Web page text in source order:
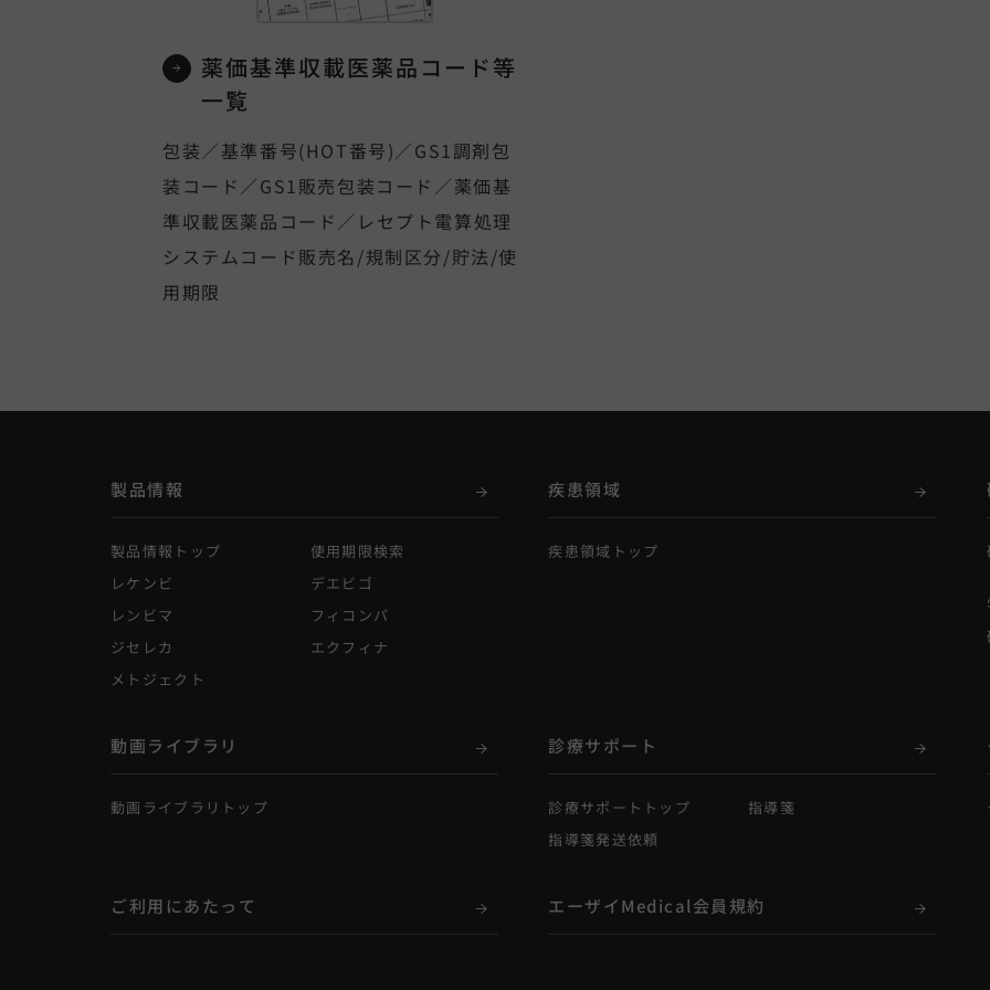
薬価基準収載医薬品コード等
一覧
包装／基準番号(HOT番号)／GS1調剤包
装コード／GS1販売包装コード／薬価基
準収載医薬品コード／レセプト電算処理
システムコード販売名/規制区分/貯法/使
用期限
製品情報
製品情報トップ
使用期限検索
レケンビ
デエビゴ
レンビマ
フィコンパ
ジセレカ
エクフィナ
メトジェクト
疾患領域
疾患領域トップ
動画ライブラリ
動画ライブラリトップ
診療サポート
診療サポートトップ
指導箋
指導箋発送依頼
ご利用にあたって エーザイMedical会員規約